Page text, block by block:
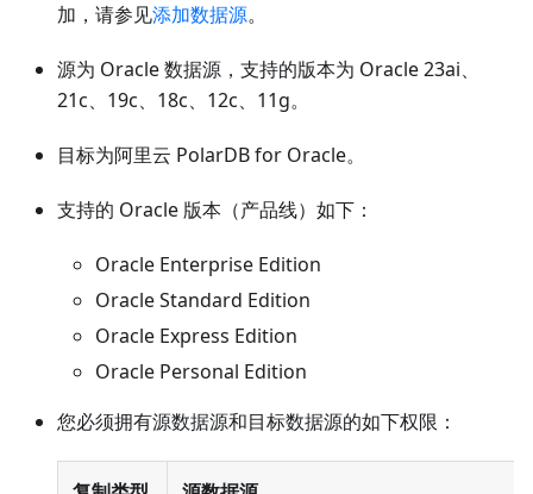
加，请参见添加数据源。
源为 Oracle 数据源，支持的版本为 Oracle 23ai、
21c、19c、18c、12c、11g。
目标为阿里云 PolarDB for Oracle。
支持的 Oracle 版本（产品线）如下：
Oracle Enterprise Edition
Oracle Standard Edition
Oracle Express Edition
Oracle Personal Edition
您必须拥有源数据源和目标数据源的如下权限：